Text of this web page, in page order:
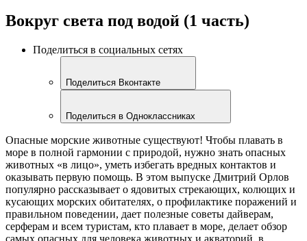
Вокруг света под водой (1 часть)
Поделиться в социальных сетях
Поделиться Вконтакте
Поделиться в Одноклассниках
Опасные морские животные существуют! Чтобы плавать в
море в полной гармонии с природой, нужно знать опасных
животных «в лицо», уметь избегать вредных контактов и
оказывать первую помощь. В этом выпуске Дмитрий Орлов
популярно рассказывает о ядовитых стрекающих, колющих и
кусающих морских обитателях, о профилактике поражений и
правильном поведении, дает полезные советы дайверам,
серферам и всем туристам, кто плавает в море, делает обзор
самых опасных для человека животных и акваторий, в